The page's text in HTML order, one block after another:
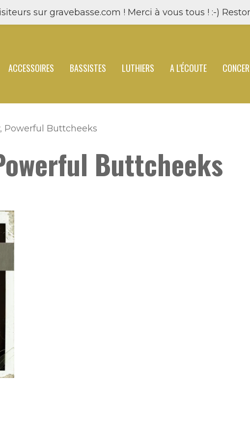
sur gravebasse.com ! Merci à vous tous ! :-)
ACCESSOIRES BASSISTES LUTHIERS A L'ÉCOUTE
Powerful Buttcheeks
Buttcheeks